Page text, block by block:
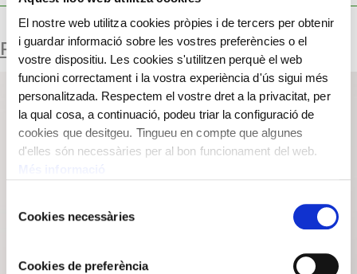
El nostre web utilitza cookies pròpies i de tercers per obtenir
i guardar informació sobre les vostres preferències o el
vostre dispositiu. Les cookies s'utilitzen perquè el web
funcioni correctament i la vostra experiència d'ús sigui més
personalitzada. Respectem el vostre dret a la privacitat, per
la qual cosa, a continuació, podeu triar la configuració de
cookies que desitgeu. Tingueu en compte que algunes
d'elles són necessàries per al bon funcionament del web.
deCookies necessàries
Cookies de preferència
RELLOTGE DE PARET